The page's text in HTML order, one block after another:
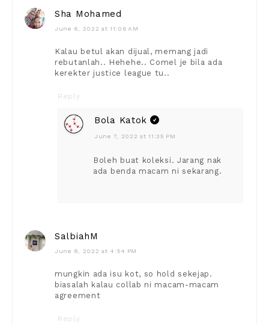
Sha Mohamed
June 6, 2022 at 11:06 AM
Kalau betul akan dijual, memang jadi
rebutanlah.. Hehehe.. Comel je bila ada
kerekter justice league tu..
Reply
Bola Katok
June 7, 2022 at 11:35 PM
Boleh buat koleksi. Jarang nak
ada benda macam ni sekarang.
SalbiahM
June 8, 2022 at 4:54 PM
mungkin ada isu kot, so hold sekejap.
biasalah kalau collab ni macam-macam
agreement
Reply